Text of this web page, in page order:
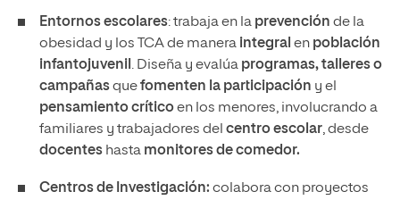
Entornos escolares: trabaja en la prevención de la
obesidad y los TCA de manera integral en población
infantojuvenil . Diseña y evalúa programas, talleres o
campañasquefomenten la participación y el
pensamiento críticoen los menores, involucrando a
familiares y trabajadores del centro escolar, desde
docentes hasta monitores de comedor.
Centros de Investigación: colabora con proyectos